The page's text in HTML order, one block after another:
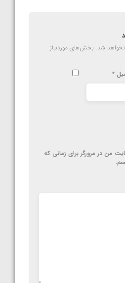
شد. بخش‌های موردنیاز
*
من در مرورگر برای زمانی که